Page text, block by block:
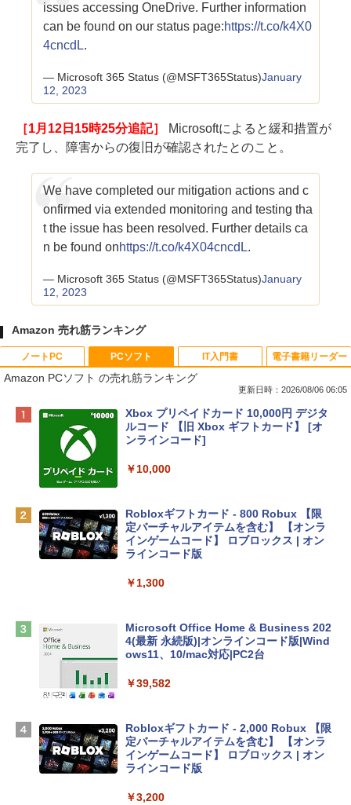
issues accessing OneDrive. Further information
can be found on our status page:https://t.co/k4X0
4cncdL.
— Microsoft 365 Status (@MSFT365Status)January
12, 2023
［1月12日15時25分追記］
Microsoftによると緩和措置が
完了し、障害からの復旧が確認されたとのこと。
We have completed our mitigation actions and c
onfirmed via extended monitoring and testing tha
t the issue has been resolved. Further details ca
n be found onhttps://t.co/k4X04cncdL.
— Microsoft 365 Status (@MSFT365Status)January
12, 2023
Amazon 売れ筋ランキング
ノートPC
Apple 2026 MacBook Neo A18 Proチッ
プ搭載13インチノートブック：AIとAppl
e Intelligenceのために設計、Liquid Ret
リ、512GB SSDストレージ、1080p Fac
￥137,800
ンケース Dell NEC Lavie ASUS HP dyna
￥2,952
13インチノートブック：AIとApple Intell
TB SSD、12MPセンターフレームカメ
ラ、Touch ID - スカイブルー + 3年延長
AppleCare+ for 13インチMacBook Air
(M5)|ダウンロード版
￥331,701
PCソフト
Amazon PCソフト の売れ筋ランキング
更新日時：2026/08/06 06:05
Xbox プリペイドカード 10,000円 デジタ
ルコード 【旧 Xbox ギフトカード】 [オ
ンラインコード]
￥10,000
Robloxギフトカード - 800 Robux 【限
定バーチャルアイテムを含む】 【オンラ
インゲームコード】 ロブロックス | オン
ラインコード版
￥1,300
Microsoft Office Home & Business 202
4(最新 永続版)|オンラインコード版|Wind
ows11、10/mac対応|PC2台
￥39,582
Robloxギフトカード - 2,000 Robux 【限
定バーチャルアイテムを含む】 【オンラ
インゲームコード】 ロブロックス | オン
ラインコード版
￥3,200
IT入門書 電子書籍リーダー